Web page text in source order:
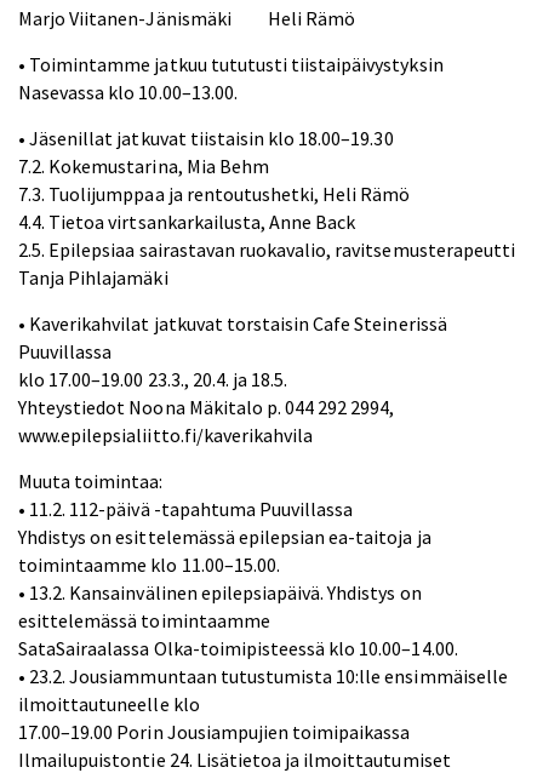
Marjo Viitanen-Jänismäki Heli Rämö
• Toimintamme jatkuu tututusti tiistaipäivystyksin
Nasevassa klo 10.00–13.00.
• Jäsenillat jatkuvat tiistaisin klo 18.00–19.30
7.2. Kokemustarina, Mia Behm
7.3. Tuolijumppaa ja rentoutushetki, Heli Rämö
4.4. Tietoa virtsankarkailusta, Anne Back
2.5. Epilepsiaa sairastavan ruokavalio, ravitsemusterapeutti
Tanja Pihlajamäki
• Kaverikahvilat jatkuvat torstaisin Cafe Steinerissä
Puuvillassa
klo 17.00–19.00 23.3., 20.4. ja 18.5.
Yhteystiedot Noona Mäkitalo p. 044 292 2994,
www.epilepsialiitto.fi/kaverikahvila
Muuta toimintaa:
• 11.2. 112-päivä -tapahtuma Puuvillassa
Yhdistys on esittelemässä epilepsian ea-taitoja ja
toimintaamme klo 11.00–15.00.
• 13.2. Kansainvälinen epilepsiapäivä. Yhdistys on
esittelemässä toimintaamme
SataSairaalassa Olka-toimipisteessä klo 10.00–14.00.
• 23.2. Jousiammuntaan tutustumista 10:lle ensimmäiselle
ilmoittautuneelle klo
17.00–19.00 Porin Jousiampujien toimipaikassa
Ilmailupuistontie 24. Lisätietoa ja ilmoittautumiset